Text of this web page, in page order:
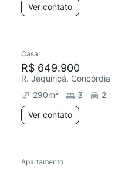
Ver contato
Casa
R$ 649.900
R. Jequiriçá, Concórdia
290m² 3
2
Ver contato
Apartamento